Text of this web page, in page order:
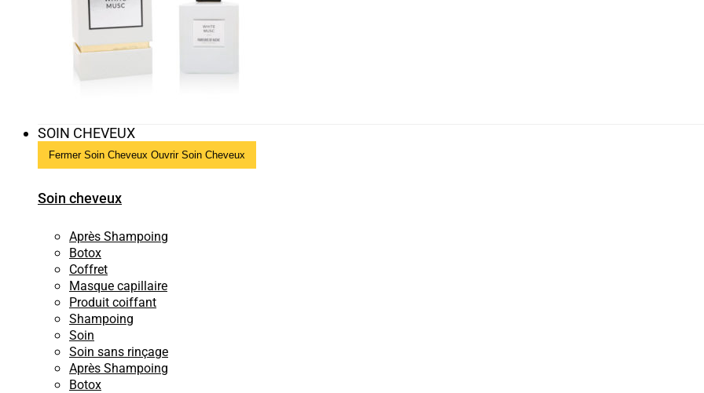
SOIN CHEVEUX
Fermer Soin Cheveux Ouvrir Soin Cheveux
Soin cheveux
Après Shampoing
Botox
Coffret
Masque capillaire
Produit coiffant
Shampoing
Soin
Soin sans rinçage
Après Shampoing
Botox